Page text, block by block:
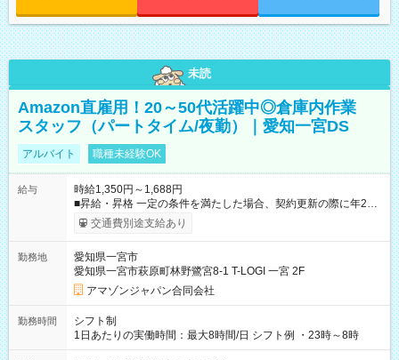
未読
Amazon直雇用！20～50代活躍中◎倉庫内作業
スタッフ（パートタイム/夜勤）｜愛知一宮DS
アルバイト 職種未経験OK
給与
時給1,350円～1,688円
■昇給・昇格 一定の条件を満たした場合、契約更新の際に年2回
まで昇給の機会があります。 ■正社員登用制度あり ※月末締/翌
月25日支払い ※時間外手当、別途支給 ※深夜割増賃金 (22:00～
☆Amazon直雇用で安定して働けます！ 【試用期間】試用期間
あり 試用期間の長さ：1週間 雇用形態、給与は本採用時と同じ
です。
交通費別途支給あり
勤務地
愛知県一宮市
愛知県一宮市萩原町林野鷺宮8-1 T-LOGI 一宮 2F
アマゾンジャパン合同会社
勤務時間
シフト制
1日あたりの実働時間：最大8時間/日 シフト例 ・23時～8時